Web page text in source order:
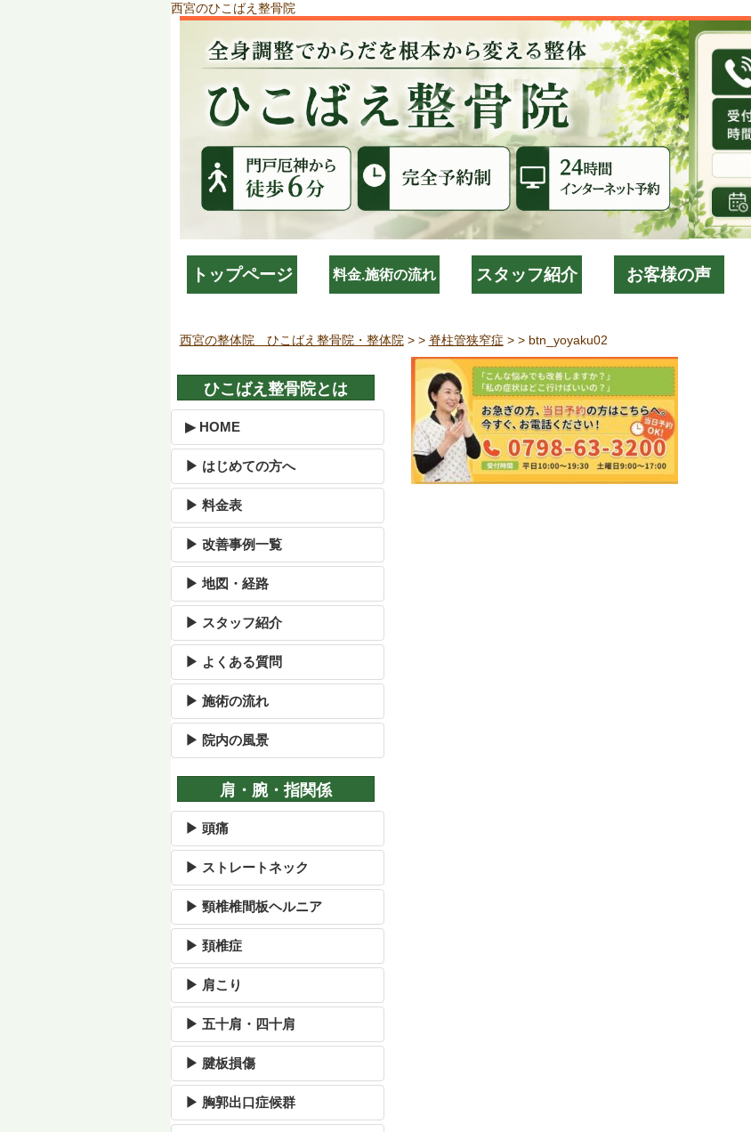
西宮のひこばえ整骨院
トップページ 料金.施術の流れ スタッフ紹介 お客様の声
西宮の整体院 ひこばえ整骨院・整体院 > > 脊柱管狭窄症 > > btn_yoyaku02
ひこばえ整骨院とは
▶ HOME
▶ はじめての方へ
▶ 料金表
▶ 改善事例一覧
▶ 地図・経路
▶ スタッフ紹介
▶ よくある質問
▶ 施術の流れ
▶ 院内の風景
肩・腕・指関係
▶ 頭痛
▶ ストレートネック
▶ 頸椎椎間板ヘルニア
▶ 頚椎症
▶ 肩こり
▶ 五十肩・四十肩
▶ 腱板損傷
▶ 胸郭出口症候群